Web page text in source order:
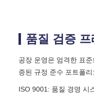
품질 검증
공장 운영은 엄격한 표
증된 규정 준수 포트폴
ISO 9001: 품질 경영 시